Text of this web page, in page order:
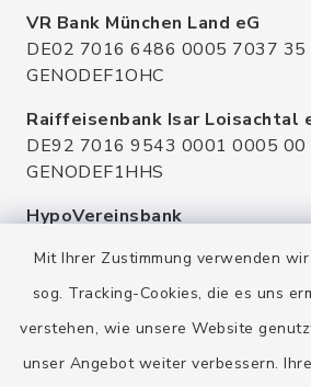
Mit Ihrer Zustimmung verwenden
sog. Tracking-Cookies, die es uns
verstehen, wie unsere Website
unser Angebot weiter verbessern.
VR Bank München Land eG
DE02 7016 6486 0005 7037 35
GENODEF1OHC
Raiffeisenbank Isar Loisachtal
DE92 7016 9543 0001 0005 00
GENODEF1HHS
HypoVereinsbank
HYVEDEMMXXX